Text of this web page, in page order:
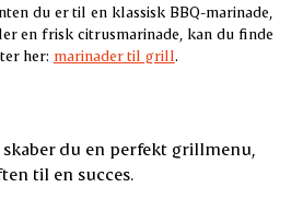
du er til en klassisk BBQ-marinade,
en frisk citrusmarinade, kan du finde
her: marinader til grill.
du en perfekt grillmenu,
til en succes.